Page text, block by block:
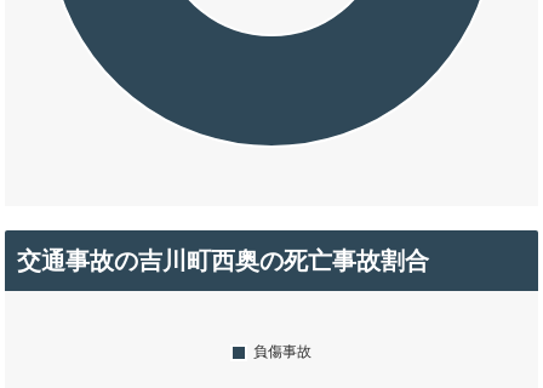
交通事故の吉川町西奥の死亡事故割合